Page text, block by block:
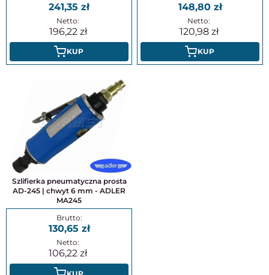
241,35
196,22
KUP
148,80
120,98
KUP
Szlifierka pneumatyczna prosta
AD-245 | chwyt 6 mm - ADLER
MA245
130,65
106,22